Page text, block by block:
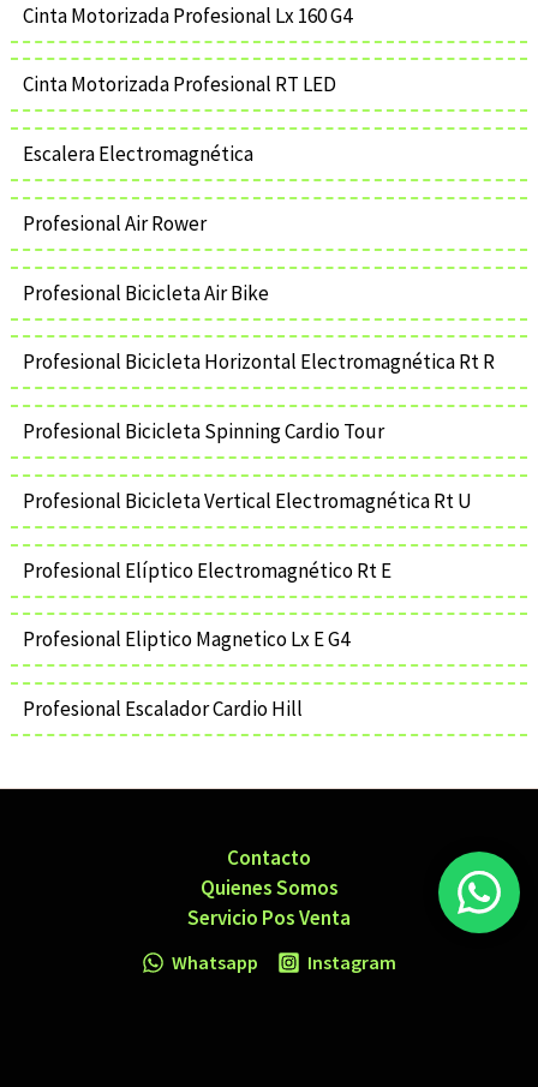
Cinta Motorizada Profesional Lx 160 G4
Cinta Motorizada Profesional RT LED
Escalera Electromagnética
Profesional Air Rower
Profesional Bicicleta Air Bike
Profesional Bicicleta Horizontal Electromagnética Rt R
Profesional Bicicleta Spinning Cardio Tour
Profesional Bicicleta Vertical Electromagnética Rt U
Profesional Elíptico Electromagnético Rt E
Profesional Eliptico Magnetico Lx E G4
Profesional Escalador Cardio Hill
Contacto
Quienes Somos
Servicio Pos Venta
Whatsapp Instagram